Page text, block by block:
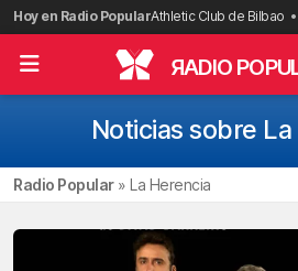
Saltar
al
contenido
Hoy en Radio PopularAthletic Club de Bilbao
RADIO
Noticias sobre
Radio Popular» La Herencia